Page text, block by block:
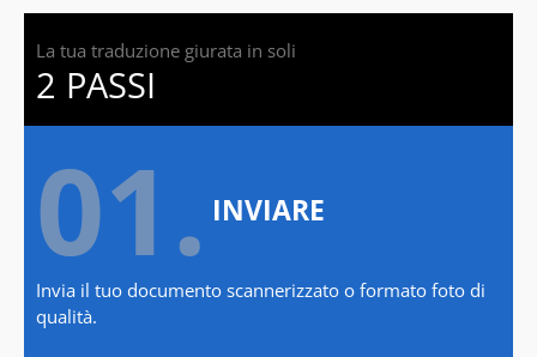
La tua traduzione giurata in soli
2 PASSI
01. INVIARE
Invia il tuo documento scannerizzato o formato foto di
qualità.